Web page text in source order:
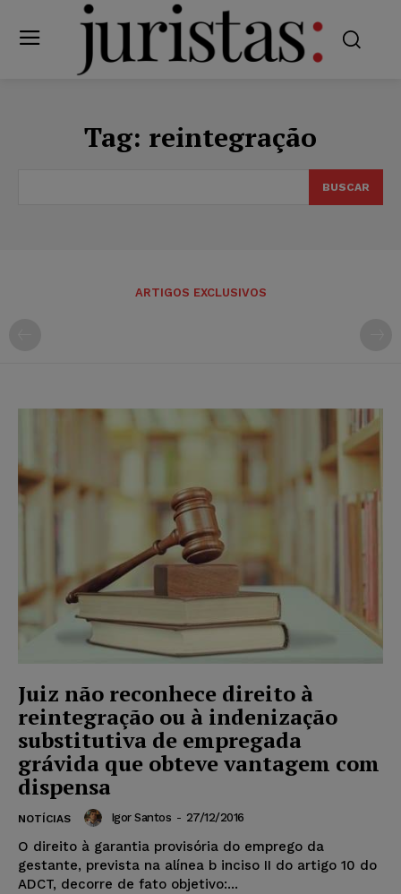
Tag: reintegração
BUSCAR
ARTIGOS EXCLUSIVOS
Juiz não reconhece direito à
reintegração ou à indenização
substitutiva de empregada
grávida que obteve vantagem com
dispensa
NOTÍCIAS Igor Santos - 27/12/2016
O direito à garantia provisória do emprego da
gestante, prevista na alínea b inciso II do artigo 10 do
ADCT, decorre de fato objetivo:...